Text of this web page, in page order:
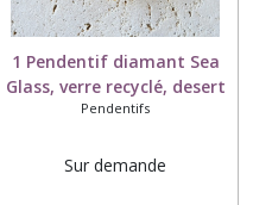
1 Pendentif diamant Sea
Glass, verre recyclé, desert
gold, 37x27 mm
Pendentifs
Sur demande